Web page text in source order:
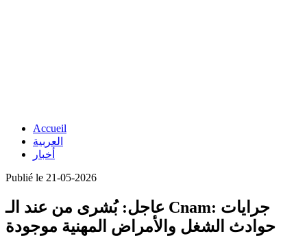
Accueil
العربية
أخبار
Publié le 21-05-2026
عاجل: بُشرى من عند الـ Cnam: جرايات
حوادث الشغل والأمراض المهنية موجودة